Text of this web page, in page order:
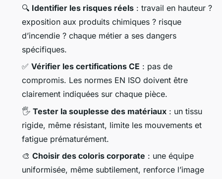
🔍 Identifier les risques réels : travail en hauteur ?
exposition aux produits chimiques ? risque
d’incendie ? chaque métier a ses dangers
spécifiques.
✅ Vérifier les certifications CE : pas de
compromis. Les normes EN ISO doivent être
clairement indiquées sur chaque pièce.
🖐️ Tester la souplesse des matériaux : un tissu
rigide, même résistant, limite les mouvements et
fatigue prématurément.
🎨 Choisir des coloris corporate : une équipe
uniformisée, même subtilement, renforce l’image